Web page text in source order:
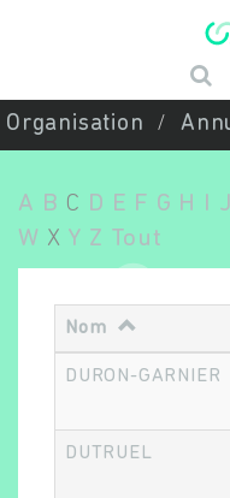
Organisation
A B C D E F G H J
W X Y Z Tout
Nom
DURON-GARNIER
DUTRUEL